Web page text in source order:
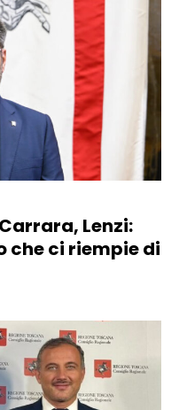
Lenzi:
che ci riempie di